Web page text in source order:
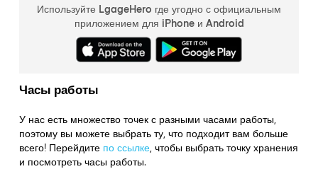
Используйте LgageHero где угодно с официальным
приложением для iPhone и Android
Часы работы
У нас есть множество точек с разными часами работы,
поэтому вы можете выбрать ту, что подходит вам больше
всего! Перейдите по ссылке, чтобы выбрать точку хранения
и посмотреть часы работы.